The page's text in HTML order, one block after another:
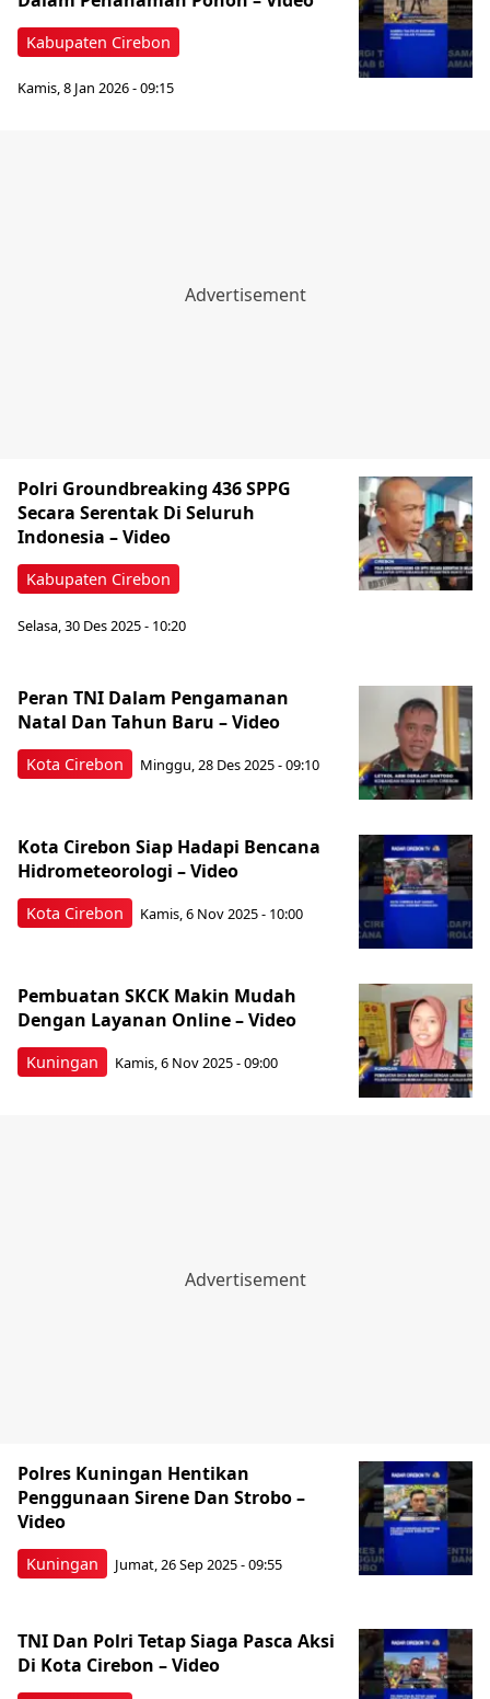
Kabupaten Cirebon
Kamis, 8 Jan 2026 - 09:15
Kabupaten Cirebon
Polri Groundbreaking 436 SPPG
Secara Serentak Di Seluruh
Indonesia – Video
Selasa, 30 Des 2025 - 10:20
Kota Cirebon
Peran TNI Dalam Pengamanan
Natal Dan Tahun Baru – Video
Minggu, 28 Des 2025 - 09:10
Kota Cirebon
Kota Cirebon Siap Hadapi Bencana
Hidrometeorologi – Video
Kamis, 6 Nov 2025 - 10:00
Kuningan
Pembuatan SKCK Makin Mudah
Dengan Layanan Online – Video
Kamis, 6 Nov 2025 - 09:00
Kuningan
Polres Kuningan Hentikan
Penggunaan Sirene Dan Strobo –
Video
Jumat, 26 Sep 2025 - 09:55
TNI Dan Polri Tetap Siaga Pasca Aksi
Di Kota Cirebon – Video